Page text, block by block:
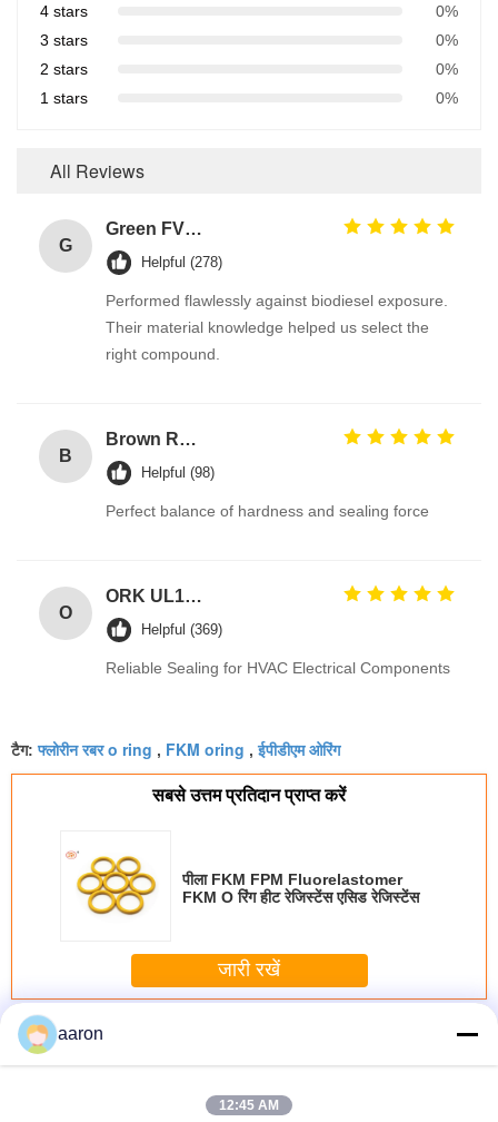
4 stars
0%
3 stars
0%
2 stars
0%
1 stars
0%
All Reviews
G
Green FVMQ Fluorosilicone Heat Resistant O Ring Manufacturer For Refining Oil Equipment
Helpful (278)
Performed flawlessly against biodiesel exposure.
Their material knowledge helped us select the
right compound.
B
Brown Reddish FPM 90A High Pressure Resistance FKM O Ring Hydraulic Seals Manufacturer
Helpful (98)
Perfect balance of hardness and sealing force
O
ORK UL157 High Temperature Industrial Colored Silicone O Rings Suppliers
Helpful (369)
Reliable Sealing for HVAC Electrical Components
टैग:फ्लोरीन रबर o ring , FKM oring ,ईपीडीएम ओरिंग
सबसे उत्तम प्रतिदान प्राप्त करें
पीला FKM FPM Fluorelastomer
FKM O रिंग हीट रेजिस्टेंस एसिड रेजिस्टेंस
जारी रखें
अधिकविटन ओ रिंग्स
aaron
12:45 AM